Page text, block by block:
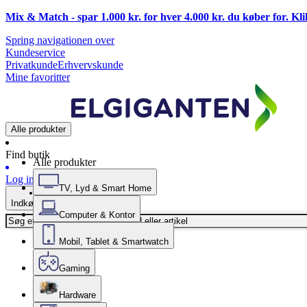
Mix & Match - spar 1.000 kr. for hver 4.000 kr. du køber for.
Spring navigationen over
Kundeservice
PrivatkundeErhvervskunde
Mine favoritter
Alle produkter
Find butik
Log ind
Indkøbskurv
Alle produkter
TV, Lyd & Smart Home
Computer & Kontor
Mobil, Tablet & Smartwatch
Gaming
Hardware